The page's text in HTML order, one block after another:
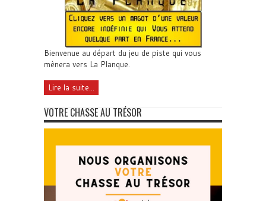
Bienvenue au départ du jeu de piste qui vous
mènera vers La Planque.
Lire la suite...
VOTRE CHASSE AU TRÉSOR